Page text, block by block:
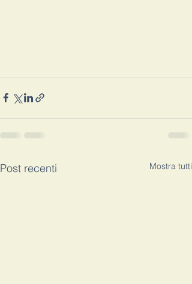
Post recenti Mostra tutti